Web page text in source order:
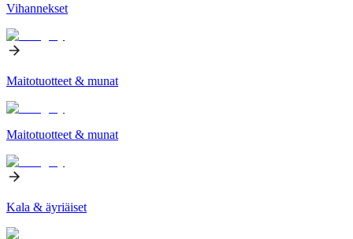
Vihannekset
Maitotuotteet & munat
Maitotuotteet & munat
Kala & äyriäiset